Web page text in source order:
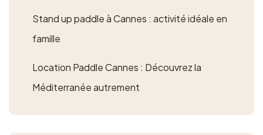
Stand up paddle à Cannes : activité idéale en
famille
Location Paddle Cannes : Découvrez la
Méditerranée autrement